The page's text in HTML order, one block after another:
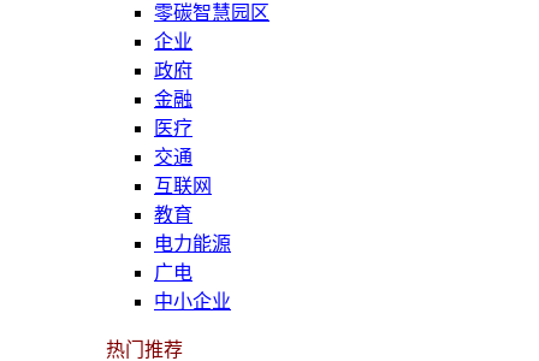
零碳智慧园区
企业
政府
金融
医疗
交通
互联网
教育
电力能源
广电
中小企业
热门推荐